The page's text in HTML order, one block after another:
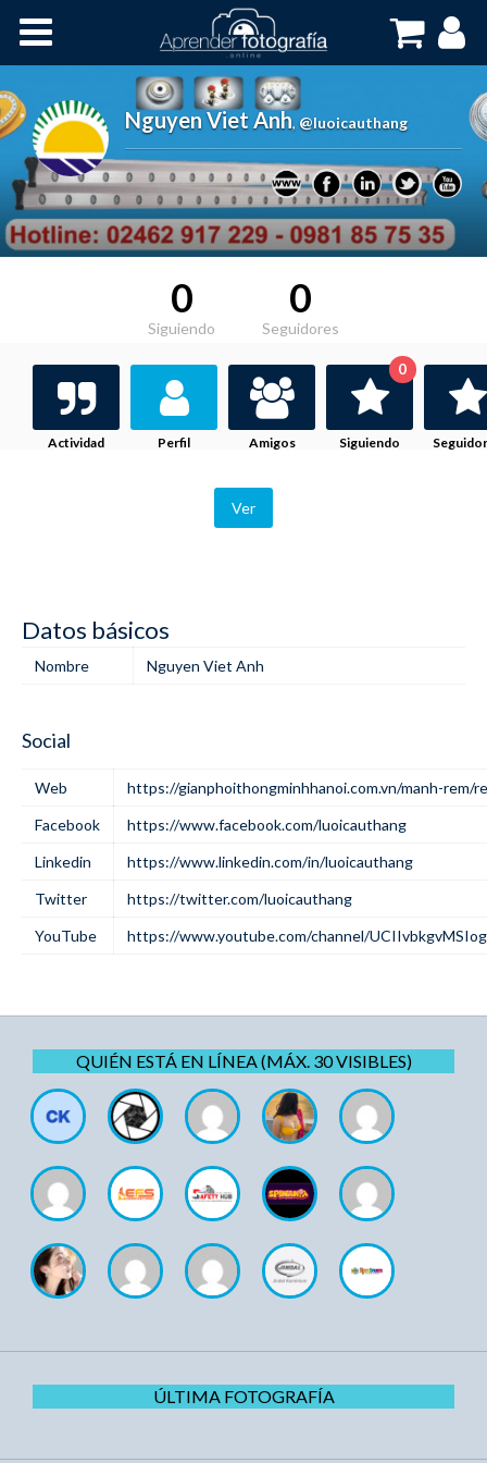
Cursos OnLine
Nguyen Viet Anh, @luoicauthang
0
Siguiendo
0
Seguidores
Actividad Perfil Amigos Siguiendo
0
Ver
Datos básicos
Nombre Nguyen Viet Anh
Social
Web
https://gianphoithongminhhanoi.com.vn/manh-rem/
Facebook
https://www.facebook.com/luoicauthang
Linkedin
https://www.linkedin.com/in/luoicauthang
Twitter
https://twitter.com/luoicauthang
YouTube
https://www.youtube.com/channel/
QUIÉN ESTÁ EN LÍNEA (MÁX. 30 VISIBLES)
ÚLTIMA FOTOGRAFÍA